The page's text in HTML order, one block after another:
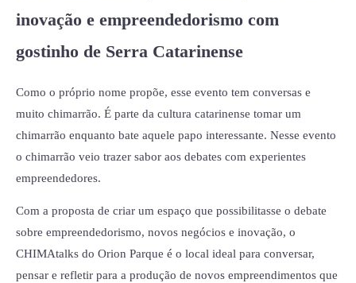
inovação e empreendedorismo com
gostinho de Serra Catarinense
Como o próprio nome propõe, esse evento tem conversas e
muito chimarrão. É parte da cultura catarinense tomar um
chimarrão enquanto bate aquele papo interessante. Nesse evento
o chimarrão veio trazer sabor aos debates com experientes
empreendedores.
Com a proposta de criar um espaço que possibilitasse o debate
sobre empreendedorismo, novos negócios e inovação, o
CHIMAtalks do Orion Parque é o local ideal para conversar,
pensar e refletir para a produção de novos empreendimentos que